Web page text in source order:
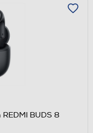
BUDS 8